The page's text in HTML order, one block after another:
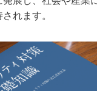
れます。